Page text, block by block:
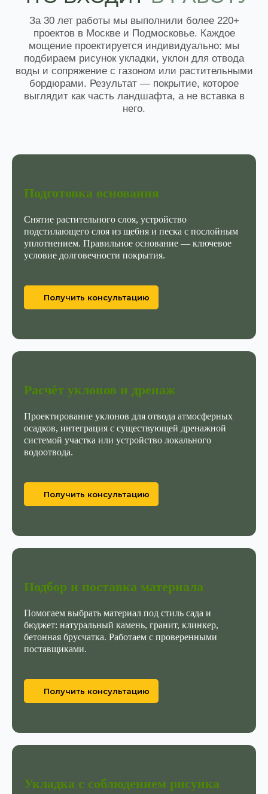
Подготовка основания
Снятие растительного слоя, устройство
подстилающего слоя из щебня и песка с послойным
уплотнением. Правильное основание — ключевое
условие долговечности покрытия.
Получить консультацию
Расчёт уклонов и дренаж
Проектирование уклонов для отвода атмосферных
осадков, интеграция с существующей дренажной
системой участка или устройство локального
водоотвода.
Получить консультацию
Подбор и поставка материала
Помогаем выбрать материал под стиль сада и
бюджет: натуральный камень, гранит, клинкер,
бетонная брусчатка. Работаем с проверенными
поставщиками.
Получить консультацию
Укладка с соблюдением рисунка
СТОИМОСТЬ УКЛАДКИ